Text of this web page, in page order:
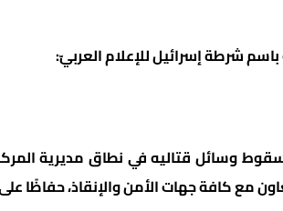
شرطة إسرائيل للإعلام العربيّ:
وسائل قتاليه في نطاق مديرية
مع كافة جهات الأمن والإنقاذ، حفاظًا